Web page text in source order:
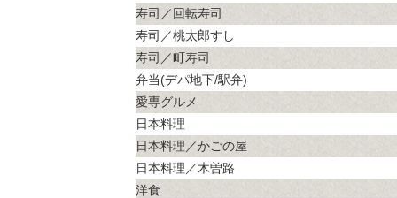
寿司／回転寿司
寿司／桃太郎すし
寿司／町寿司
弁当(デパ地下/駅弁)
愛専グルメ
日本料理
日本料理／かごの屋
日本料理／木曽路
洋食